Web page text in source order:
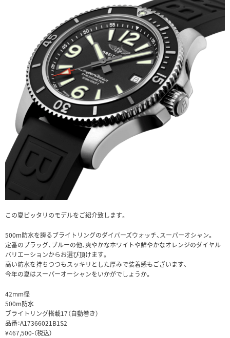
この夏ピッタリのモデルをご紹介致します。
500m防水を誇るブライトリングのダイバーズウォッチ、スーパーオシャン。
定番のブラッグ、ブルーの他、爽やかなホワイトや鮮やかなオレンジのダイヤル
バリエーションからお選び頂けます。
高い防水を持ちつつもスッキリとした厚みで装着感もございます、
今年の夏はスーパーオーシャンをいかがでしょうか。
42mm径
500m防水
ブライトリング搭載17（自動巻き）
品番：A17366021B1S2
¥467,500-（税込）